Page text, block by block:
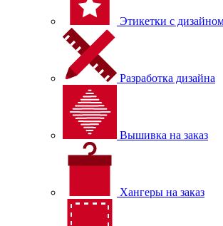
Этикетки с
Разработка дизайна
Вышивка на заказ
Хангеры на заказ